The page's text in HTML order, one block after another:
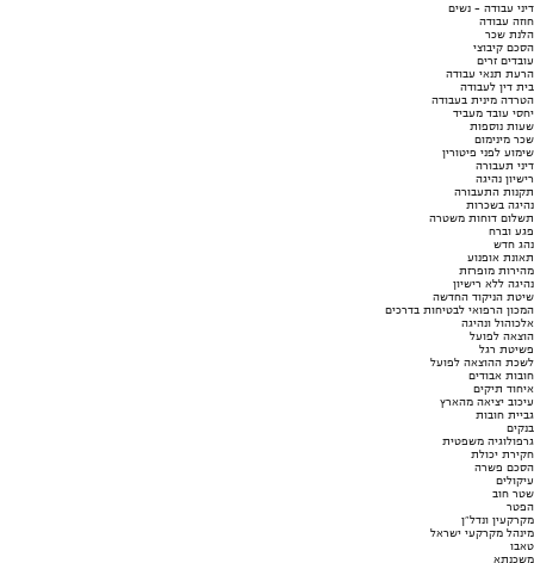
דיני עבודה - נשים
חוזה עבודה
הלנת שכר
הסכם קיבוצי
עובדים זרים
הרעת תנאי עבודה
בית דין לעבודה
הטרדה מינית בעבודה
יחסי עובד מעביד
שעות נוספות
שכר מינימום
שימוע לפני פיטורין
דיני תעבורה
רישיון נהיגה
תקנות התעבורה
נהיגה בשכרות
תשלום דוחות משטרה
פגע וברח
נהג חדש
תאונת אופנוע
מהירות מופרזת
נהיגה ללא רישיון
שיטת הניקוד החדשה
המכון הרפואי לבטיחות בדרכים
אלכוהול ונהיגה
הוצאה לפועל
פשיטת רגל
לשכת ההוצאה לפועל
חובות אבודים
איחוד תיקים
עיכוב יציאה מהארץ
גביית חובות
בנקים
גרפולוגיה משפטית
חקירת יכולת
הסכם פשרה
עיקולים
שטר חוב
הפטר
מקרקעין ונדל"ן
מינהל מקרקעי ישראל
טאבו
משכנתא